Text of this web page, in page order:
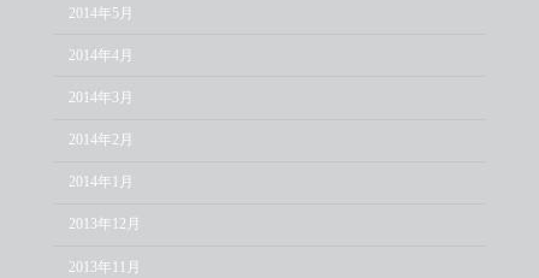
2014年5月
2014年4月
2014年3月
2014年2月
2014年1月
2013年12月
2013年11月